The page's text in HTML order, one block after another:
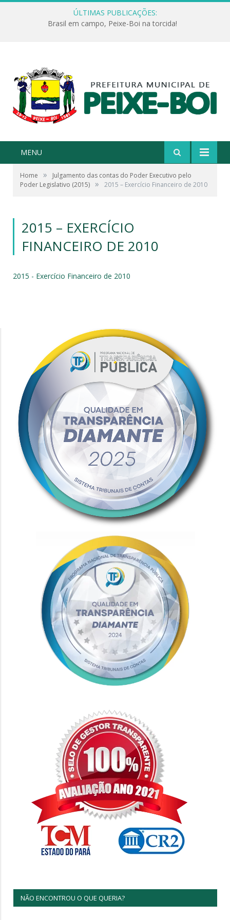
ÚLTIMAS PUBLICAÇÕES:
Brasil em campo, Peixe-Boi na torcida!
MENU
Home »
Julgamento das contas do Poder Executivo pelo
Poder Legislativo (2015) » 2015 – Exercício Financeiro de 2010
2015 – EXERCÍCIO
FINANCEIRO DE 2010
2015 - Exercício Financeiro de 2010
NÃO ENCONTROU O QUE QUERIA?